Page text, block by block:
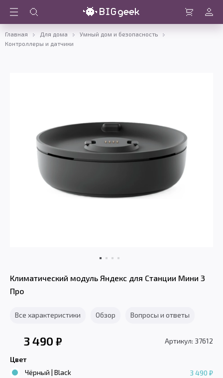
Войти
Главная Для дома
Умный дом и безопасность
Контроллеры и датчики
Климатический модуль Яндекс для Станции Мини 3
Про
Все характеристики Обзор Вопросы и ответы
3 490 ₽ Артикул: 37612
Цвет
Чёрный | Black
3 490 ₽